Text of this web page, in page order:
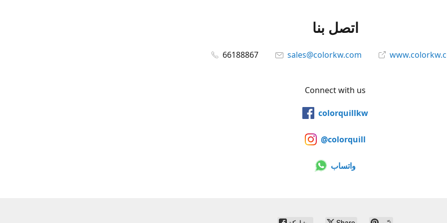
اتصل بنا
66188867 sales@colorkw.com
Connect with us
colorquillkw
@colorquill
واتساب